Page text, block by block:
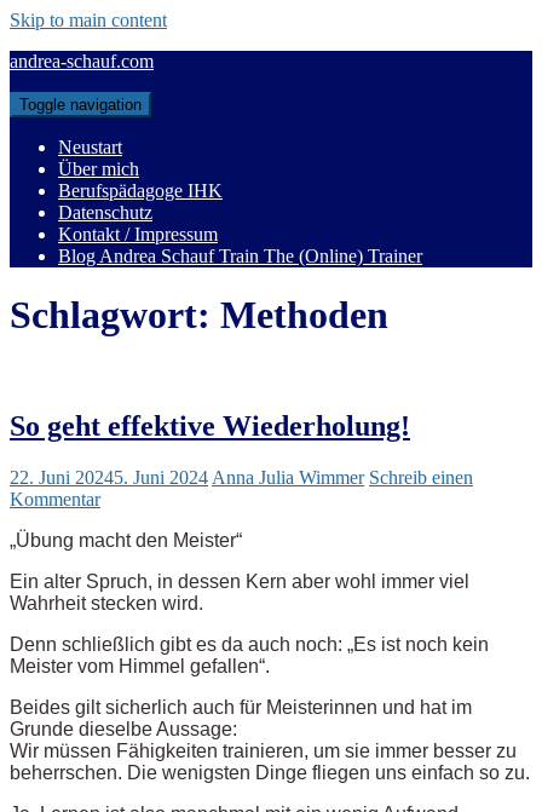
Skip to main content
andrea-schauf.com
Toggle navigation
Neustart
Über mich
Berufspädagoge IHK
Datenschutz
Kontakt / Impressum
Blog Andrea Schauf Train The (Online) Trainer
Schlagwort: Methoden
So geht effektive Wiederholung!
22. Juni 20245. Juni 2024 Anna Julia Wimmer Schreib einen
Kommentar
„Übung macht den Meister“
Ein alter Spruch, in dessen Kern aber wohl immer viel
Wahrheit stecken wird.
Denn schließlich gibt es da auch noch: „Es ist noch kein
Meister vom Himmel gefallen“.
Beides gilt sicherlich auch für Meisterinnen und hat im
Grunde dieselbe Aussage:
Wir müssen Fähigkeiten trainieren, um sie immer besser zu
beherrschen. Die wenigsten Dinge fliegen uns einfach so zu.